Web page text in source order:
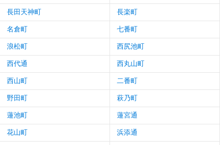
長田天神町 長楽町
名倉町 七番町
浪松町 西尻池町
西代通 西丸山町
西山町 二番町
野田町 萩乃町
蓮池町 蓮宮通
花山町 浜添通